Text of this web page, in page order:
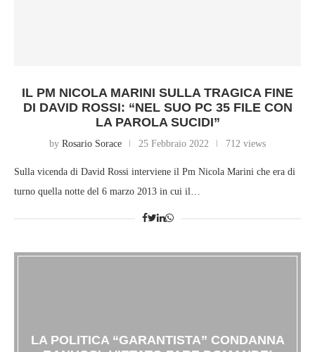
IL PM NICOLA MARINI SULLA TRAGICA FINE
DI DAVID ROSSI: “NEL SUO PC 35 FILE CON
LA PAROLA SUCIDI”
by Rosario Sorace 25 Febbraio 2022 712 views
Sulla vicenda di David Rossi interviene il Pm Nicola Marini che era di
turno quella notte del 6 marzo 2013 in cui il…
LA POLITICA “GARANTISTA” CONDANNA